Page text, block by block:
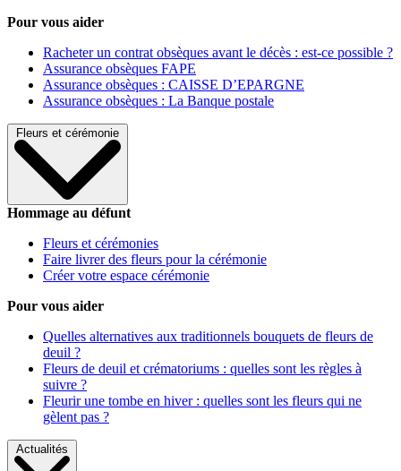
Pour vous aider
Racheter un contrat obsèques avant le décès : est-ce possible ?
Assurance obsèques FAPE
Assurance obsèques : CAISSE D’EPARGNE
Assurance obsèques : La Banque postale
Fleurs et cérémonie
Hommage au défunt
Fleurs et cérémonies
Faire livrer des fleurs pour la cérémonie
Créer votre espace cérémonie
Pour vous aider
Quelles alternatives aux traditionnels bouquets de fleurs de
deuil ?
Fleurs de deuil et crématoriums : quelles sont les règles à
suivre ?
Fleurir une tombe en hiver : quelles sont les fleurs qui ne
gèlent pas ?
Actualités